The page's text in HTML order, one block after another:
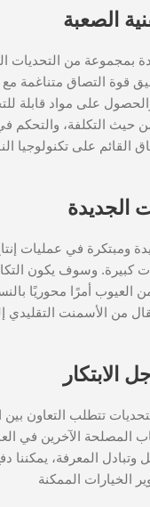
الصعبة
بمجموعة من
قوة التصاق متناغمة مع
على مواد قابلة
حيث التكلفة، والتحكم
القائم على تكنولوجيا
الجديدة
ومبتكرة في عمليات
كبيرة. وسوف يكون
العيوب أمرًا محوريًا
من الأسمنت التقليدي
الابتكار
تتطلب التعاون بين
المصلحة الآخرين في
وتبادل المعرفة، يمكننا
الخيارات الممكنة